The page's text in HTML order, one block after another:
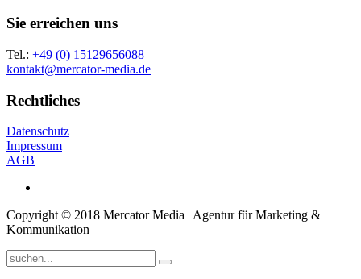
Sie erreichen uns
Tel.: +49 (0) 15129656088
kontakt@mercator-media.de
Rechtliches
Datenschutz
Impressum
AGB
Copyright © 2018 Mercator Media | Agentur für Marketing &
Kommunikation